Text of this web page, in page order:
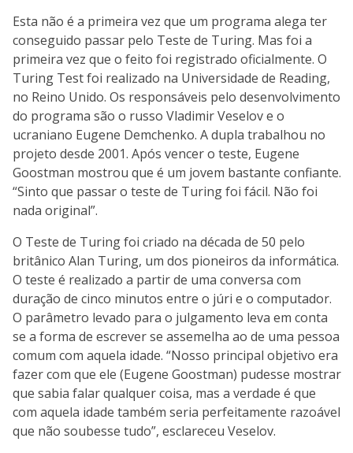
Esta não é a primeira vez que um programa alega ter
conseguido passar pelo Teste de Turing. Mas foi a
primeira vez que o feito foi registrado oficialmente. O
Turing Test foi realizado na Universidade de Reading,
no Reino Unido. Os responsáveis pelo desenvolvimento
do programa são o russo Vladimir Veselov e o
ucraniano Eugene Demchenko. A dupla trabalhou no
projeto desde 2001. Após vencer o teste, Eugene
Goostman mostrou que é um jovem bastante confiante.
“Sinto que passar o teste de Turing foi fácil. Não foi
nada original”.
O Teste de Turing foi criado na década de 50 pelo
britânico Alan Turing, um dos pioneiros da informática.
O teste é realizado a partir de uma conversa com
duração de cinco minutos entre o júri e o computador.
O parâmetro levado para o julgamento leva em conta
se a forma de escrever se assemelha ao de uma pessoa
comum com aquela idade. “Nosso principal objetivo era
fazer com que ele (Eugene Goostman) pudesse mostrar
que sabia falar qualquer coisa, mas a verdade é que
com aquela idade também seria perfeitamente razoável
que não soubesse tudo”, esclareceu Veselov.